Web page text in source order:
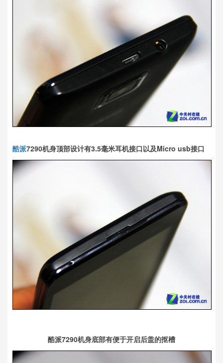
酷派7290机身顶部设计有3.5毫米耳机接口以及Micro usb接口
酷派7290机身底部有便于开启后盖的抠槽